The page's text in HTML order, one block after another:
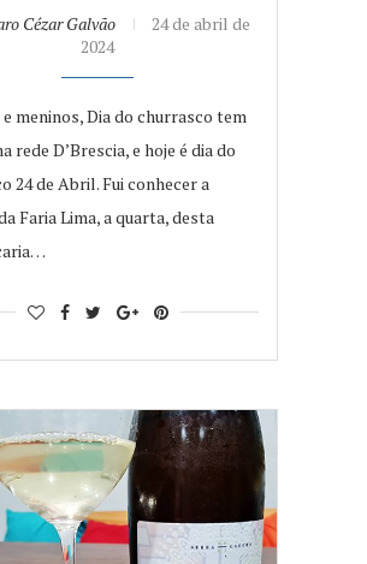
Cézar Galvão
24 de abril de
2024
meninos, Dia do churrasco tem
rede D’Brescia, e hoje é dia do
24 de Abril. Fui conhecer a
Faria Lima, a quarta, desta